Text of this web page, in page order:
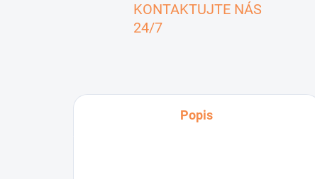
KONTAKTUJTE NÁS
24/7
Popis